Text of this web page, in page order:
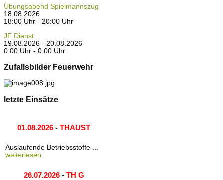
Übungsabend Spielmannszug
18.08.2026
18:00 Uhr - 20:00 Uhr
JF Dienst
19.08.2026 - 20.08.2026
0:00 Uhr - 0:00 Uhr
Zufallsbilder Feuerwehr
letzte Einsätze
01.08.2026 - THAUST
Auslaufende Betriebsstoffe ...
weiterlesen
26.07.2026- TH G